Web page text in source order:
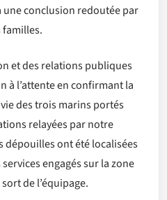
conclusion redoutée par
et des relations publiques
à l’attente en confirmant la
des trois marins portés
relayées par notre
dépouilles ont été localisées
engagés sur la zone
de l’équipage.